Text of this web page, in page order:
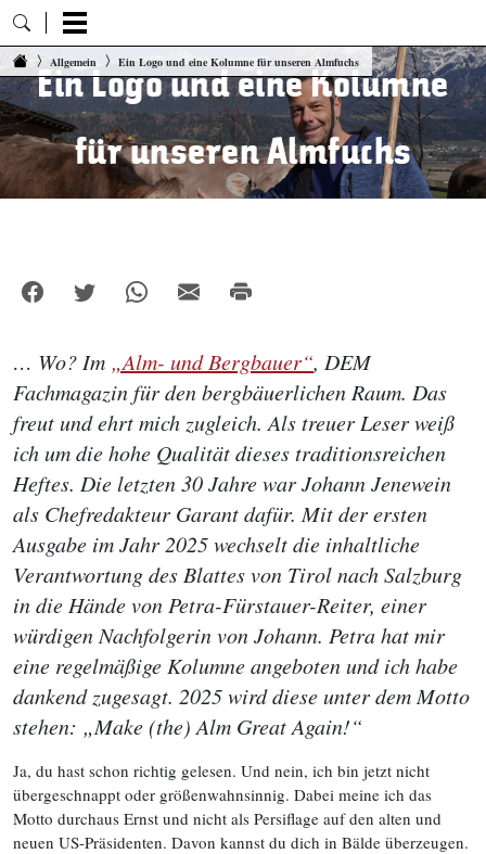
Zum Inhalt springen
Allgemein Ein Logo und eine Kolumne für unseren Almfuchs
Ein Logo und eine Kolumne
für unseren Almfuchs
… Wo? Im „Alm- und Bergbauer“, DEM
Fachmagazin für den bergbäuerlichen Raum. Das
freut und ehrt mich zugleich. Als treuer Leser weiß
ich um die hohe Qualität dieses traditionsreichen
Heftes. Die letzten 30 Jahre war Johann Jenewein
als Chefredakteur Garant dafür. Mit der ersten
Ausgabe im Jahr 2025 wechselt die inhaltliche
Verantwortung des Blattes von Tirol nach Salzburg
in die Hände von Petra-Fürstauer-Reiter, einer
würdigen Nachfolgerin von Johann. Petra hat mir
eine regelmäßige Kolumne angeboten und ich habe
dankend zugesagt. 2025 wird diese unter dem Motto
stehen: „Make (the) Alm Great Again!“
Ja, du hast schon richtig gelesen. Und nein, ich bin jetzt nicht
übergeschnappt oder größenwahnsinnig. Dabei meine ich das
Motto durchaus Ernst und nicht als Persiflage auf den alten und
neuen US-Präsidenten. Davon kannst du dich in Bälde überzeugen.